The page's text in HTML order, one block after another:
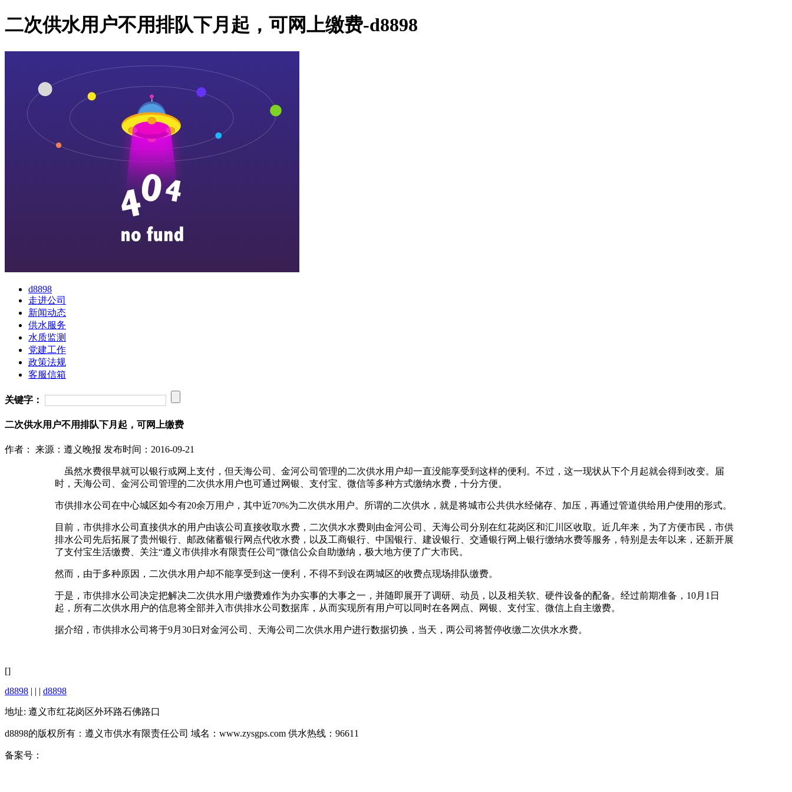
二次供水用户不用排队下月起，可网上缴费-d8898
d8898
走进公司
新闻动态
供水服务
水质监测
党建工作
政策法规
客服信箱
关键字：
二次供水用户不用排队下月起，可网上缴费
作者： 来源：遵义晚报 发布时间：2016-09-21
虽然水费很早就可以银行或网上支付，但天海公司、金河公司管理的二次供水用户却一直没能享受到这样的便利。不过，这一现状从下个月起就会得到改变。届
时，天海公司、金河公司管理的二次供水用户也可通过网银、支付宝、微信等多种方式缴纳水费，十分方便。
市供排水公司在中心城区如今有20余万用户，其中近70%为二次供水用户。所谓的二次供水，就是将城市公共供水经储存、加压，再通过管道供给用户使用的形式。
目前，市供排水公司直接供水的用户由该公司直接收取水费，二次供水水费则由金河公司、天海公司分别在红花岗区和汇川区收取。近几年来，为了方便市民，市供
排水公司先后拓展了贵州银行、邮政储蓄银行网点代收水费，以及工商银行、中国银行、建设银行、交通银行网上银行缴纳水费等服务，特别是去年以来，还新开展
了支付宝生活缴费、关注“遵义市供排水有限责任公司”微信公众自助缴纳，极大地方便了广大市民。
然而，由于多种原因，二次供水用户却不能享受到这一便利，不得不到设在两城区的收费点现场排队缴费。
于是，市供排水公司决定把解决二次供水用户缴费难作为办实事的大事之一，并随即展开了调研、动员，以及相关软、硬件设备的配备。经过前期准备，10月1日
起，所有二次供水用户的信息将全部并入市供排水公司数据库，从而实现所有用户可以同时在各网点、网银、支付宝、微信上自主缴费。
据介绍，市供排水公司将于9月30日对金河公司、天海公司二次供水用户进行数据切换，当天，两公司将暂停收缴二次供水水费。
[]
d8898 | | | d8898
地址: 遵义市红花岗区外环路石佛路口
d8898的版权所有：遵义市供水有限责任公司 域名：www.zysgps.com 供水热线：96611
备案号：